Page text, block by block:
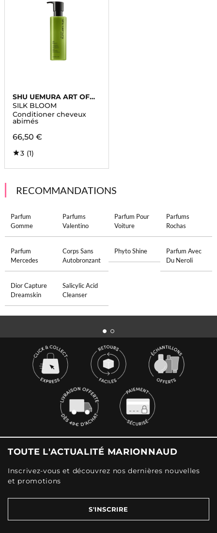
SHU UEMURA ART OF
HAIR
SILK BLOOM
Conditioner cheveux
abimés
66,50 €
3 (1)
RECOMMANDATIONS
Parfum
Gomme
Parfums
Valentino
Parfum Pour
Voiture
Parfums
Rochas
Parfum
Mercedes
Corps Sans
Autobronzant
Phyto Shine
Parfum Avec
Du Neroli
Dior Capture
Dreamskin
Salicylic Acid
Cleanser
TOUTE L'ACTUALITÉ MARIONNAUD
Inscrivez-vous et découvrez nos dernières nouvelles
et promotions
S'INSCRIRE